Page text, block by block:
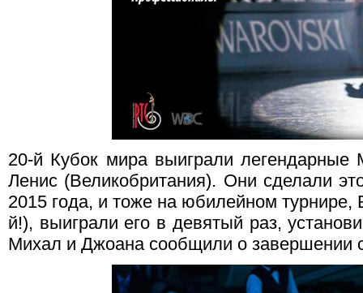
20-й Кубок мира выиграли
Ленис (Великобритания). Они сделали
2015 года, и тоже на юбилейном турнире,
й!), выиграли его в девятый раз,
Михал и Джоана сообщили о завершении